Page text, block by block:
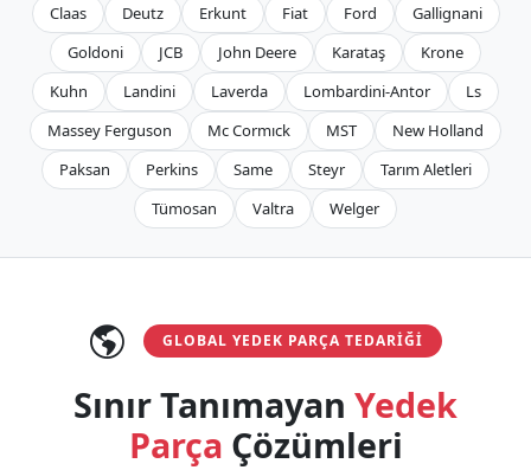
Claas
Deutz Erkunt Fiat Ford
Gallignani
Goldoni
JCB John Deere Karataş
Krone
Kuhn
Landini Laverda Lombardini-Antor
Ls
Massey Ferguson
Mc Cormıck MST
New Holland
Paksan
Perkins Same Steyr
Tarım Aletleri
Tümosan
Valtra Welger
GLOBAL YEDEK PARÇA TEDARIĞI
Sınır Tanımayan Yedek
Parça Çözümleri